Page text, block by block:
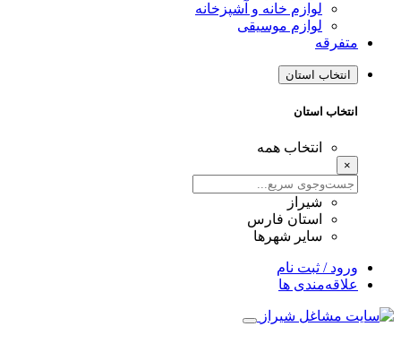
لوازم خانه و آشپزخانه
لوازم موسیقی
متفرقه
انتخاب استان
انتخاب استان
انتخاب همه
×
شیراز
استان فارس
سایر شهرها
ورود / ثبت نام
علاقه‌مندی ها